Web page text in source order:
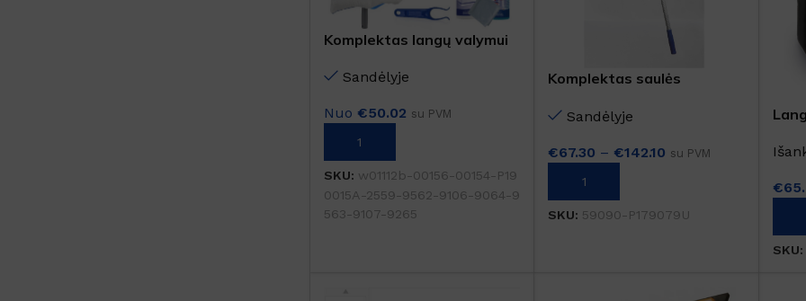
Komplektas langų valymui
Sandėlyje
Nuo €50.02 su PVM
Į KREPŠELĮ
SKU: w01112b-00156-00154-P19
0015A-2559-9562-9106-9064-9
563-9107-9265
Komplektas saulės
priežiūrai
Sandėlyje
€67.30 – €142.10 su PVM
PASIRINKTI SAVYBES
SKU: 59090-P179079U
€
Į
SKU: